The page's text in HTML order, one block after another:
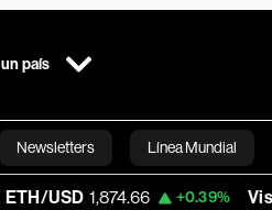
país
Newsletters Línea Mundial
Bloomberg
1,874.66 +0.39% Visa 365.67